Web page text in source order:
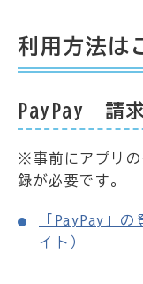
利用方法は
PayPay 請
※事前にアプリの
録が必要です。
「PayPay」
イト）